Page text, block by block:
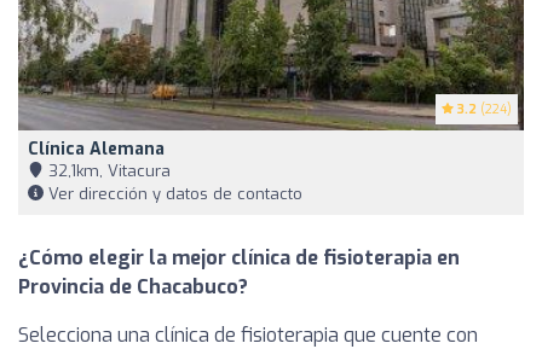
3.2 (224)
Clínica Alemana
32,1km, Vitacura
Ver dirección y datos de contacto
¿Cómo elegir la mejor clínica de fisioterapia en
Provincia de Chacabuco?
Selecciona una clínica de fisioterapia que cuente con